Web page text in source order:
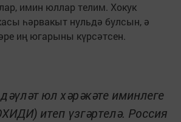
имин юллар телим. Хокук
һәрвакыт нульдә булсын, ә
иң югарыны күрсәтсен.
юл хәрәкәте иминлеге
итеп үзгәртелә. Россия